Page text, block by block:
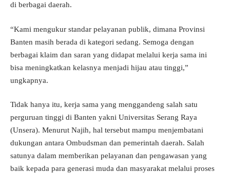
di berbagai daerah.
“Kami mengukur standar pelayanan publik, dimana Provinsi
Banten masih berada di kategori sedang. Semoga dengan
berbagai klaim dan saran yang didapat melalui kerja sama ini
bisa meningkatkan kelasnya menjadi hijau atau tinggi,”
ungkapnya.
Tidak hanya itu, kerja sama yang menggandeng salah satu
perguruan tinggi di Banten yakni Universitas Serang Raya
(Unsera). Menurut Najih, hal tersebut mampu menjembatani
dukungan antara Ombudsman dan pemerintah daerah. Salah
satunya dalam memberikan pelayanan dan pengawasan yang
baik kepada para generasi muda dan masyarakat melalui proses